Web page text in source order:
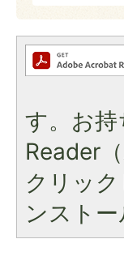
す。お
Reader
クリッ
ンストー